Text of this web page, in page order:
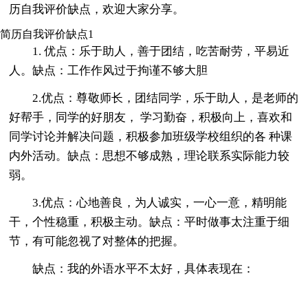
历自我评价缺点，欢迎大家分享。
简历自我评价缺点1
1. 优点：乐于助人，善于团结，吃苦耐劳，平易近
人。缺点：工作作风过于拘谨不够大胆
2.优点：尊敬师长，团结同学，乐于助人，是老师的
好帮手，同学的好朋友， 学习勤奋，积极向上，喜欢和
同学讨论并解决问题，积极参加班级学校组织的各 种课
内外活动。缺点：思想不够成熟，理论联系实际能力较
弱。
3.优点：心地善良，为人诚实，一心一意，精明能
干，个性稳重，积极主动。缺点：平时做事太注重于细
节，有可能忽视了对整体的把握。
缺点：我的外语水平不太好，具体表现在：